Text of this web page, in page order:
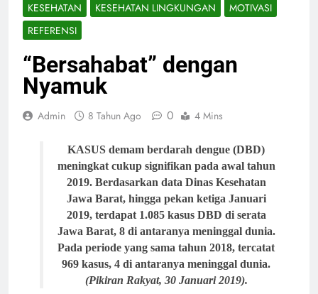
KESEHATAN
KESEHATAN LINGKUNGAN
MOTIVASI
REFERENSI
“Bersahabat” dengan
Nyamuk
Admin 8 Tahun Ago 0 4 Mins
KASUS demam berdarah dengue (DBD)
meningkat cukup signifikan pada awal tahun
2019. Berdasarkan data Dinas Kesehatan
Jawa Barat, hingga pekan ketiga Januari
2019, terdapat 1.085 kasus DBD di serata
Jawa Barat, 8 di antaranya meninggal dunia.
Pada periode yang sama tahun 2018, tercatat
969 kasus, 4 di antaranya meninggal dunia.
(Pikiran Rakyat, 30 Januari 2019).